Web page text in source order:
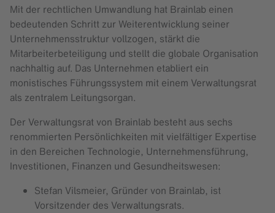
Mit der rechtlichen Umwandlung hat Brainlab einen
bedeutenden Schritt zur Weiterentwicklung seiner
Unternehmensstruktur vollzogen, stärkt die
Mitarbeiterbeteiligung und stellt die globale Organisation
nachhaltig auf. Das Unternehmen etabliert ein
monistisches Führungssystem mit einem Verwaltungsrat
als zentralem Leitungsorgan.
Der Verwaltungsrat von Brainlab besteht aus sechs
renommierten Persönlichkeiten mit vielfältiger Expertise
in den Bereichen Technologie, Unternehmensführung,
Investitionen, Finanzen und Gesundheitswesen:
Stefan Vilsmeier, Gründer von Brainlab, ist
Vorsitzender des Verwaltungsrats.